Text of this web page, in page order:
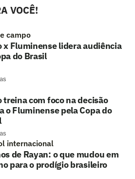
VOCÊ!
campo
x Fluminense lidera audiência
do Brasil
treina com foco na decisão
o Fluminense pela Copa do
internacional
de Rayan: o que mudou em
para o prodígio brasileiro